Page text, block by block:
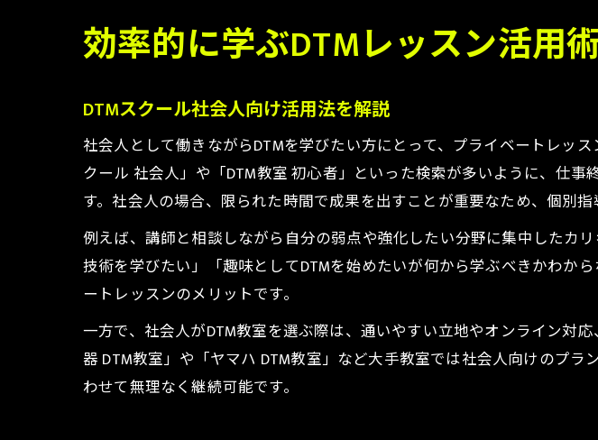
効率的に学ぶDTMレッスン活用
DTMスクール社会人向け活用法を解説
社会人として働きながらDTMを学びたい方にとって、プライベートレッ
クール 社会人」や「DTM教室 初心者」といった検索が多いように、仕
す。社会人の場合、限られた時間で成果を出すことが重要なため、個別
例えば、講師と相談しながら自分の弱点や強化したい分野に集中したカ
技術を学びたい」「趣味としてDTMを始めたいが何から学ぶべきかわか
ートレッスンのメリットです。
一方で、社会人がDTM教室を選ぶ際は、通いやすい立地やオンライン対
器 DTM教室」や「ヤマハ DTM教室」など大手教室では社会人向けのプ
わせて無理なく継続可能です。